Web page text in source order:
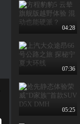
04:28
07:36
05:25